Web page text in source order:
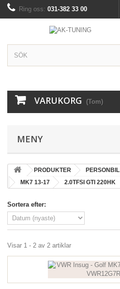
Ring oss: 031-382 33 00
VARUKORG (Tom)
MENY
PRODUKTER PERSONBIL
MK7 13-17
2.0TFSI GTI 220HK
Sortera efter:
Visar 1 - 2 av 2 artiklar